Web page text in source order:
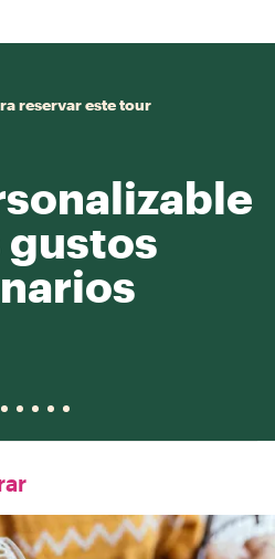
reservar este tour
gustos